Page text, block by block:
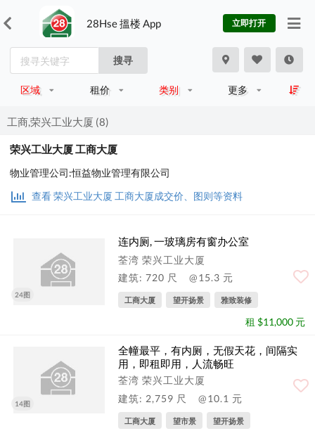
28Hse 搵楼 App 立即打开
搜寻
区域 租价 类别 更多
工商,荣兴工业大厦 (8)
荣兴工业大厦 工商大厦
物业管理公司:恒益物业管理有限公司
查看 荣兴工业大厦 工商大厦成交价、图则等资料
24图
连内厕, 一玻璃房有窗办公室
荃湾 荣兴工业大厦
建筑: 720 尺
@15.3 元
工商大厦 望开扬景 雅致装修
租 $11,000 元
14图
全幢最平，有内厕，无假天花，间隔实
用，即租即用，人流畅旺
荃湾 荣兴工业大厦
建筑: 2,759 尺
@10.1 元
工商大厦 望市景 望开扬景